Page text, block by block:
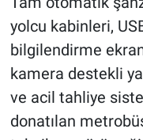
yolcu kabinleri,
bilgilendirme
kamera destekli
ve acil tahliye
donatılan
Popüler
Programlar
Sağlık
Spor